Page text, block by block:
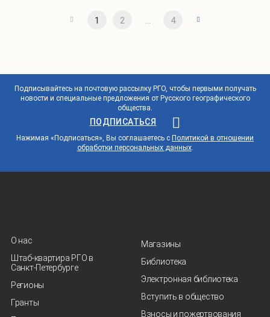
1 2 4
Подписывайтесь на почтовую рассылку РГО, чтобы первыми получать
новости и специальные предложения от Русского географического
общества.
ПОДПИСАТЬСЯ
Нажимая «Подписаться», Вы соглашаетесь с Политикой в отношении
обработки персональных данных.
О нас
Штаб-квартира РГО в
Санкт‑Петербурге
Регионы
Гранты
Магазины
Библиотека
Электронная библиотека
Вступить в общество
Взносы и пожертвования